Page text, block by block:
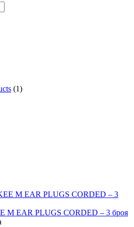
(1)
M EAR PLUGS CORDED – 3 броя